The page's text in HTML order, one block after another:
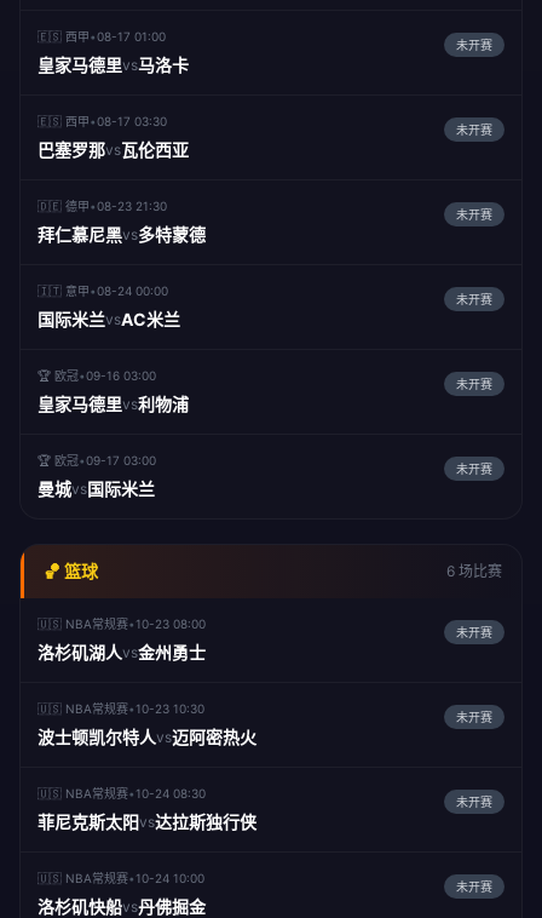
🇪🇸 西甲•08-17 01:00
皇家马德里vs马洛卡
未开赛
🇪🇸 西甲•08-17 03:30
巴塞罗那vs瓦伦西亚
未开赛
🇩🇪 德甲•08-23 21:30
拜仁慕尼黑vs多特蒙德
未开赛
🇮🇹 意甲•08-24 00:00
国际米兰vsAC米兰
未开赛
🏆 欧冠•09-16 03:00
皇家马德里vs利物浦
未开赛
🏆 欧冠•09-17 03:00
曼城vs国际米兰
未开赛
🏀 篮球 6 场比赛
🇺🇸 NBA常规赛•10-23 08:00
洛杉矶湖人vs金州勇士
未开赛
🇺🇸 NBA常规赛•10-23 10:30
波士顿凯尔特人vs迈阿密热火
未开赛
🇺🇸 NBA常规赛•10-24 08:30
菲尼克斯太阳vs达拉斯独行侠
未开赛
🇺🇸 NBA常规赛•10-24 10:00
洛杉矶快船vs丹佛掘金
未开赛